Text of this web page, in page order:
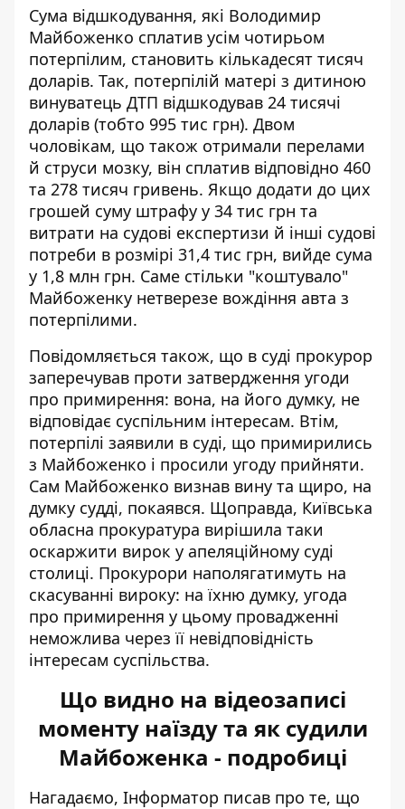
Сума відшкодування, які Володимир
Майбоженко сплатив усім чотирьом
потерпілим, становить кількадесят тисяч
доларів. Так, потерпілій матері з дитиною
винуватець ДТП відшкодував 24 тисячі
доларів (тобто 995 тис грн). Двом
чоловікам, що також отримали перелами
й струси мозку, він сплатив відповідно 460
та 278 тисяч гривень. Якщо додати до цих
грошей суму штрафу у 34 тис грн та
витрати на судові експертизи й інші судові
потреби в розмірі 31,4 тис грн, вийде сума
у 1,8 млн грн. Саме стільки "коштувало"
Майбоженку нетверезе вождіння авта з
потерпілими.
Повідомляється також, що в суді прокурор
заперечував проти затвердження угоди
про примирення: вона, на його думку, не
відповідає суспільним інтересам. Втім,
потерпілі заявили в суді, що примирились
з Майбоженко і просили угоду прийняти.
Сам Майбоженко визнав вину та щиро, на
думку судді, покаявся. Щоправда, Київська
обласна прокуратура вирішила таки
оскаржити вирок у апеляційному суді
столиці. Прокурори наполягатимуть на
скасуванні вироку: на їхню думку, угода
про примирення у цьому провадженні
неможлива через її невідповідність
інтересам суспільства.
Що видно на відеозаписі
моменту наїзду та як судили
Майбоженка - подробиці
Нагадаємо, Інформатор писав про те, що